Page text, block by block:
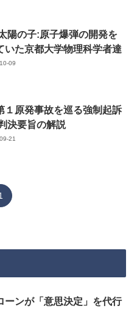
陽の子:原子爆弾の開発を
いた京都大学物理科学者達
09
１原発事故を巡る強制起訴
決要旨の解説
21
ーンが「意思決定」を代行